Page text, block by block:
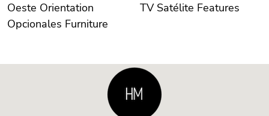
Oeste Orientation
Opcionales Furniture
TV Satélite Features